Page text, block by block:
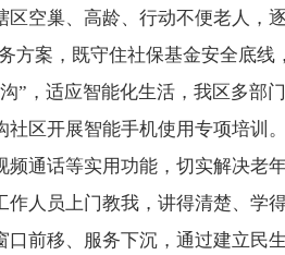
区空巢、高龄、行动不便老人，
方案，既守住社保基金安全底
”，适应智能化生活，我区多部
社区开展智能手机使用专项培训
频通话等实用功能，切实解决老
作人员上门教我，讲得清楚、学
口前移、服务下沉，通过建立民